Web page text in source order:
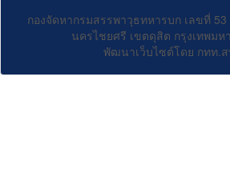
กองจัดหากรมสรรพาวุธทหารบก เลขที่
นครไชยศรี เขตดุสิต กรุงเทพมห
พัฒนาเว็บไซต์โดย กทท.